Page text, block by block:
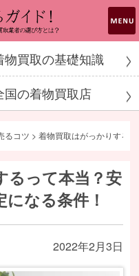
着物売るガイ
物買取の基礎知識
国の着物買取店
るコツ >着物買取はがっかりする
るって本当？安
になる条件！
2022年2月3日